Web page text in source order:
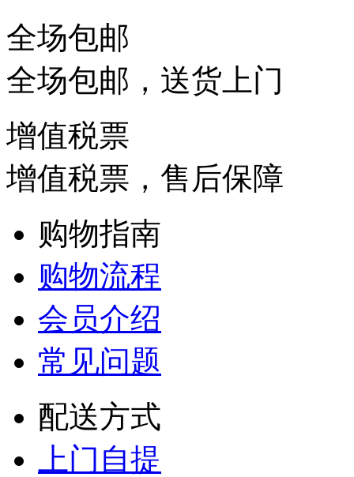
全场包邮
全场包邮，送货上门
增值税票
增值税票，售后保障
购物指南
购物流程
会员介绍
常见问题
配送方式
上门自提